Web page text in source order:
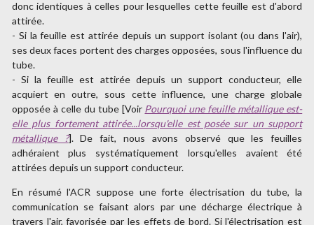
donc identiques à celles pour lesquelles cette feuille est d'abord
attirée.
- Si la feuille est attirée depuis un support isolant (ou dans l'air),
ses deux faces portent des charges opposées, sous l'influence du
tube.
- Si la feuille est attirée depuis un support conducteur, elle
acquiert en outre, sous cette influence, une charge globale
opposée à celle du tube [Voir Pourquoi une feuille métallique est-
elle plus fortement attirée...lorsqu'elle est posée sur un support
métallique ?]. De fait, nous avons observé que les feuilles
adhéraient plus systématiquement lorsqu'elles avaient été
attirées depuis un support conducteur.
En résumé l'ACR suppose une forte électrisation du tube, la
communication se faisant alors par une décharge électrique à
travers l'air, favorisée par les effets de bord. Si l'électrisation est